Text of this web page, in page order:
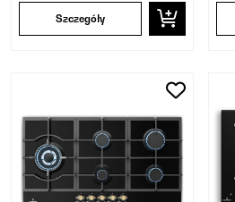
Szczegóły